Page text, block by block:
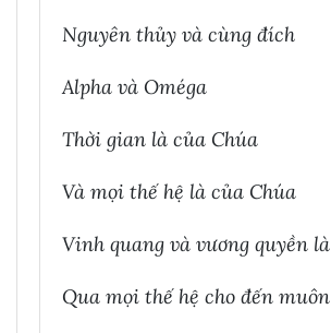
Nguyên thủy và cùng đích
Alpha và Oméga
Thời gian là của Chúa
Và mọi thế hệ là của Chúa
Vinh quang và vương quyền
Qua mọi thế hệ cho đến